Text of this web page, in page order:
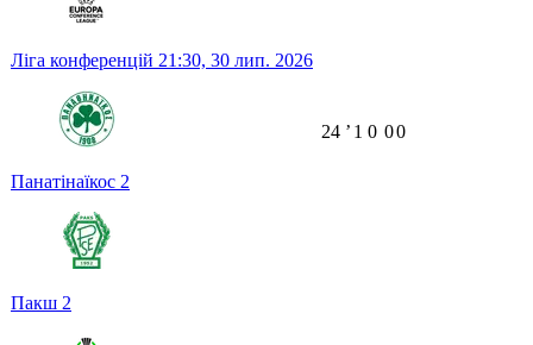
Ліга конференцій 21:30, 30 лип. 2026
Панатінаїкос 2
Пакш 2
24 ʼ 1 0 00